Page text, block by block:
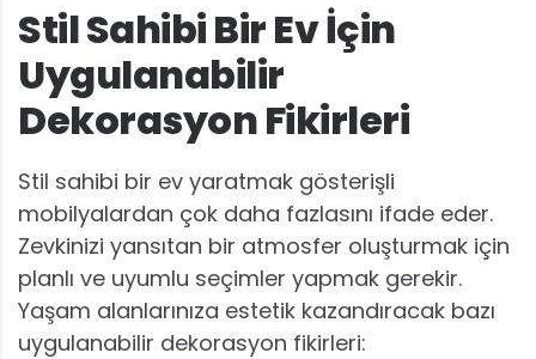
Stil Sahibi Bir Ev İçin
Uygulanabilir
Dekorasyon Fikirleri
Stil sahibi bir ev yaratmak gösterişli
mobilyalardan çok daha fazlasını ifade eder.
Zevkinizi yansıtan bir atmosfer oluşturmak için
planlı ve uyumlu seçimler yapmak gerekir.
Yaşam alanlarınıza estetik kazandıracak bazı
uygulanabilir dekorasyon fikirleri: